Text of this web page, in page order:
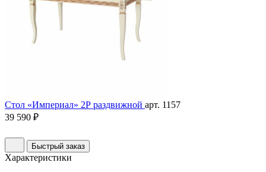
Стол «Империал» 2Р раздвижной арт. 1157
39 590 ₽
Быстрый заказ
Характеристики